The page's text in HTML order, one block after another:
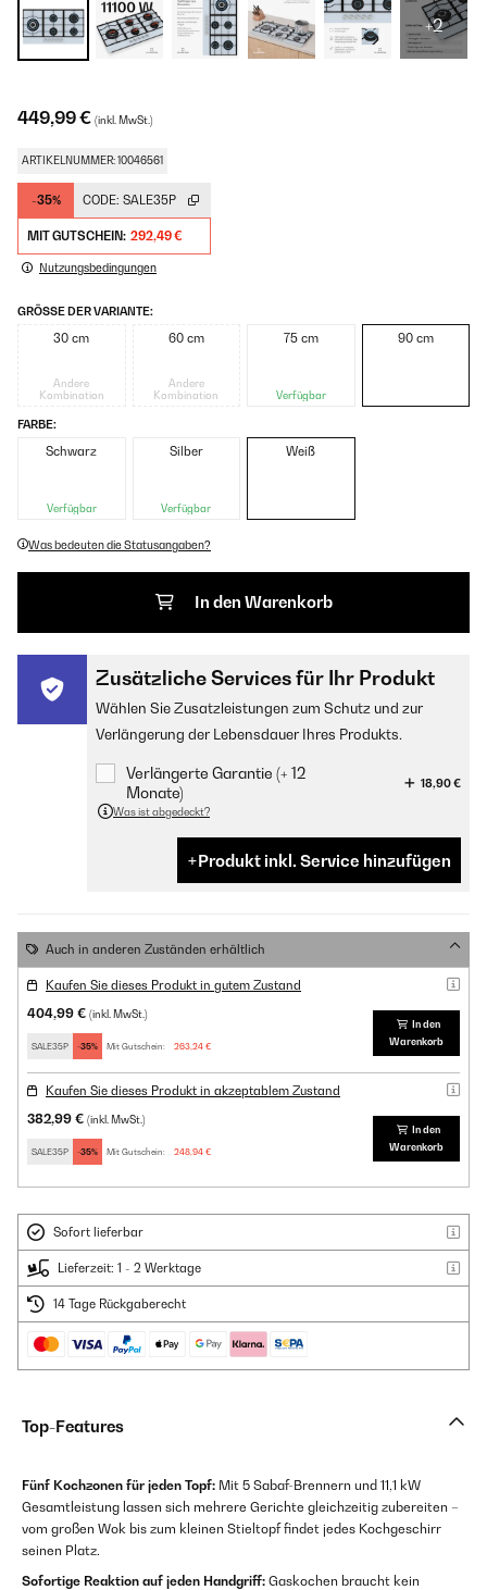
+2
449,99 € (inkl. MwSt.)
ARTIKELNUMMER: 10046561
-35% CODE: SALE35P
MIT GUTSCHEIN: 292,49 €
Nutzungsbedingungen
GRÖSSE DER VARIANTE:
30 cm
Andere
Kombination
60 cm
Andere
Kombination
75 cm
Verfügbar
90 cm
FARBE:
Schwarz
Verfügbar
Silber
Verfügbar
Weiß
Was bedeuten die Statusangaben?
In den Warenkorb
Zusätzliche Services für Ihr Produkt
Wählen Sie Zusatzleistungen zum Schutz und zur
Verlängerung der Lebensdauer Ihres Produkts.
Verlängerte Garantie (+ 12
Monate)
18,90 €
Was ist abgedeckt?
Produkt inkl. Service hinzufügen
Auch in anderen Zuständen erhältlich
Kaufen Sie dieses Produkt in gutem Zustand
404,99 € (inkl. MwSt.)
SALE35P -35% Mit Gutschein: 263,24 €
In den
Warenkorb
Kaufen Sie dieses Produkt in akzeptablem Zustand
382,99 € (inkl. MwSt.)
SALE35P -35% Mit Gutschein: 248,94 €
In den
Warenkorb
Sofort lieferbar
Lieferzeit: 1 - 2 Werktage
14 Tage Rückgaberecht
Top-Features
Fünf Kochzonen für jeden Topf: Mit 5 Sabaf-Brennern und 11,1 kW
Gesamtleistung lassen sich mehrere Gerichte gleichzeitig zubereiten –
vom großen Wok bis zum kleinen Stieltopf findet jedes Kochgeschirr
seinen Platz.
Sofortige Reaktion auf jeden Handgriff: Gaskochen braucht kein